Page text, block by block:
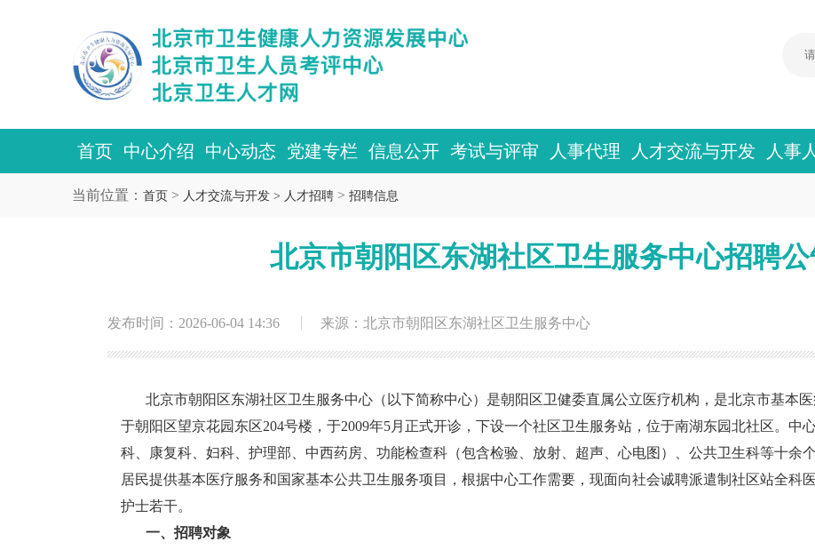
首页 中心介绍 中心动态 党建专栏 信息公开 考试与评审 人事代理 人才交流与开发 人事
当前位置： 首页> 人才交流与开发 > 人才招聘> 招聘信息
北京市朝阳区东湖社区卫生服务中心招聘公
发布时间：2026-06-04 14:36 来源：北京市朝阳区东湖社区卫生服务中心
北京市朝阳区东湖社区卫生服务中心（以下简称中心）是朝阳区卫健委直属公立医疗机构，是北京市基本
于朝阳区望京花园东区204号楼，于2009年5月正式开诊，下设一个社区卫生服务站，位于南湖东园北社区。中
科、康复科、妇科、护理部、中西药房、功能检查科（包含检验、放射、超声、心电图）、公共卫生科等十余
居民提供基本医疗服务和国家基本公共卫生服务项目，根据中心工作需要，现面向社会诚聘派遣制社区站全科
护士若干。
一、招聘对象